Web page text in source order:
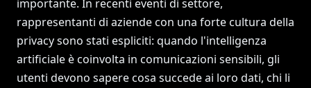
importante. In recenti eventi di settore,
rappresentanti di aziende con una forte cultura della
privacy sono stati espliciti: quando l'intelligenza
artificiale è coinvolta in comunicazioni sensibili, gli
utenti devono sapere cosa succede ai loro dati, chi li